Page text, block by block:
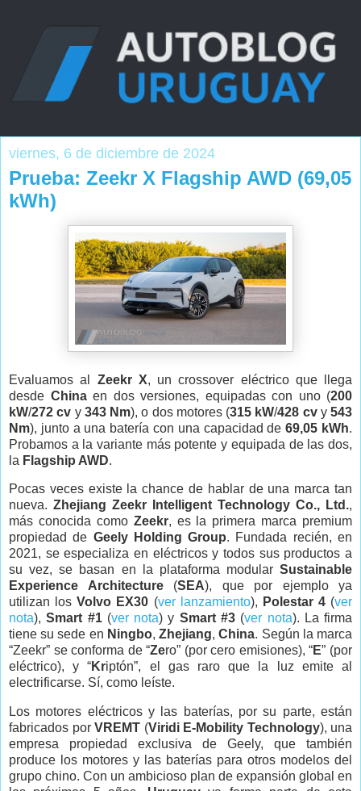
viernes, 6 de diciembre de 2024
Prueba: Zeekr X Flagship AWD (69,05
kWh)
Evaluamos al Zeekr X, un crossover eléctrico que llega
desde Chinaen dos versiones, equipadas con uno (200
kW/272 cv y 343 Nm), o dos motores (315 kW/428 cvy 543
Nm), junto a una batería con una capacidad de69,05 kWh.
Probamos a la variante más potente y equipada de las dos,
la Flagship AWD.
Pocas veces existe la chance de hablar de una marca tan
nueva. Zhejiang Zeekr Intelligent Technology Co., Ltd.,
más conocida como Zeekr, es la primera marca premium
propiedad de Geely Holding Group. Fundada recién, en
2021, se especializa en eléctricos y todos sus productos a
su vez, se basan en la plataforma modular Sustainable
Experience Architecture(SEA), que por ejemplo ya
utilizan losVolvo EX30 (ver lanzamiento), Polestar 4 (ver
nota),Smart #1(ver nota) y Smart #3(ver nota). La firma
tiene su sede en Ningbo,Zhejiang,China. Según la marca
“Zeekr” se conforma de “Zero” (por cero emisiones), “E” (por
eléctrico), y“Kriptón”, el gas raro que la luz emite al
electrificarse. Sí, como leíste.
Los motores eléctricos y las baterías, por su parte, están
fabricados por VREMT (Viridi E-Mobility Technology), una
empresa propiedad exclusiva de Geely, que también
produce los motores y las baterías para otros modelos del
grupo chino. Con un ambicioso plan de expansión global en